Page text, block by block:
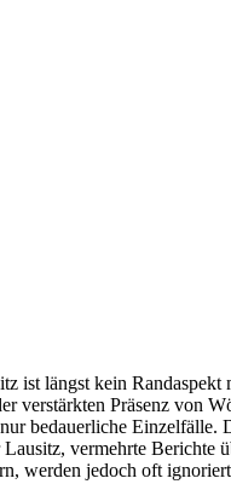
ist längst kein
verstärkten Präsenz von
bedauerliche Einzelfälle.
vermehrte Berichte
werden jedoch oft